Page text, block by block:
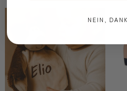
NEIN,